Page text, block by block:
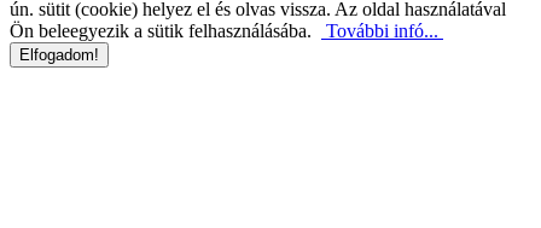
ún. sütit (cookie) helyez el és olvas vissza. Az oldal használatával
Ön beleegyezik a sütik felhasználásába.
További infó...
Elfogadom!